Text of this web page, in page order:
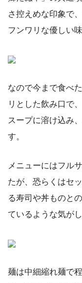
さ控えめな印象で
フンワリな優しい
なので今まで食べ
リとした飲み口で
スープに溶け込み
す。
メニューにはフル
たが、恐らくはセ
る寿司や丼ものと
ているような気が
麺は中細縮れ麺で